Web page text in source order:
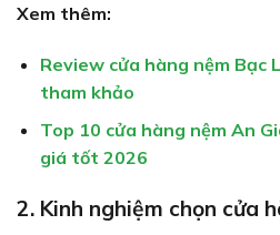
Xem thêm:
Review cửa hàng nệm Bạc
tham khảo
Top 10 cửa hàng nệm An
giá tốt 2026
2. Kinh nghiệm chọn cửa